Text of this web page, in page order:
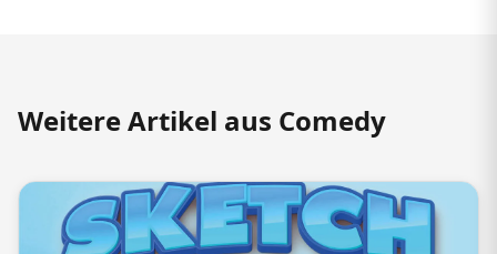
Weitere Artikel aus Comedy